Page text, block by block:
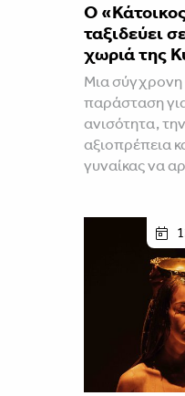
Ο
ταξιδεύει
χωριά της
Μια σύγχρονη
παράσταση
ανισότητα,
αξιοπρέπεια
γυναίκας να